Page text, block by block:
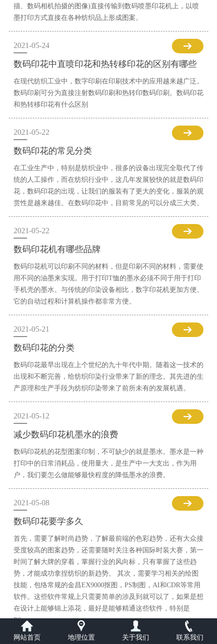
描、数码相机拍摄的图像)直接传输到数码喷墨印花机上，以喷
墨打印方式直接在各种纺织品上形成图案。
2021-05-24
数码印花中直喷印花和热转移印花的区别有哪些
在现代纺织工业中，数字印刷在印刷技术中的应用越来越广泛。
数码印刷可分为直接注射数码印刷和热转印数码印刷。数码印花
和热转移印花有什么区别
2021-05-22
数码印花的常见分类
在工业生产中，特别是纺织业中，很多的设备出现完全取代了传
统的人工操作，而在纺织行业中，这几年发展较快的就是数码印
花，数码印花的出现，让我们的服装有了更大的变化，服装的观
赏性是越来越佳。在数码印花中，目前常见的可以分成三大类。
2021-05-22
数码印花机有哪些品牌
数码印花机可以印刷不同的材料，但是印刷不同的材料，需要使
用不同的油墨来实现。用于打印T恤的墨水必须不同于用于打印
手机壳的墨水。与传统的印染设备相比，数字印花机更加方便。
它的自动过程和计算机操作都非常方便。
2021-05-21
数码印花的分类
数码印花最早出现在上个世纪的九十年代中期。随着这一技术的
出现和不断完善，给纺织印染行业带来了新的理念。其先进的生
产原理和生产手段为纺织印染带来了前所未有的发展机遇。
2021-05-12
减少数码印花机墨水的浪费
数码印花机的花型图案印制，不可缺少的就是墨水。墨水是一种
打印中的日常消耗品，使用量大，是生产中一大支出，作为用
户，我们要怎么做能够最快程度的降低墨水的浪费。
2021-05-08
数码印花要学多久
首先，需要了解时尚趋势，了解最前端的色彩趋势，还有大众接
受度较高的图案趋势，还需要随时关注各种国际时装大赛，第一
时间了解大牌的穿着，掌握行业的风向标，只有掌握了这些趋
势，才能成功拿捏纺织的新趋势。 其次，需要学习相关的绘图
技能，包络常规的金昌EX9000抠图，PS制图，AI和CDR等常用
软件。这些软件常规上只需要简单的涉及到就可以了，如果是想
在设计上能够锦上添花，最好是能够精通这些软件，特别是
PS。
网站首页 地理位置 关于我们 联系我们